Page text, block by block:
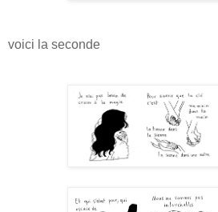
voici la seconde